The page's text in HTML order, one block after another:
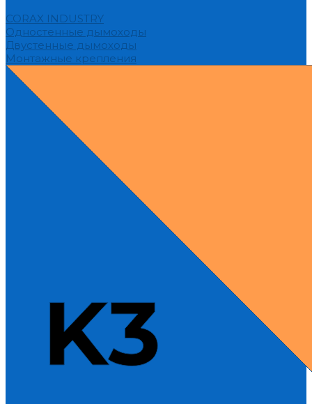
CORAX INDUSTRY
Одностенные дымоходы
Двустенные дымоходы
Монтажные крепления